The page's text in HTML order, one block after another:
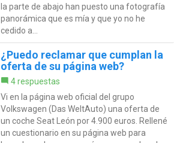
la parte de abajo han puesto una fotografía
panorámica que es mía y que yo no he
cedido a...
¿Puedo reclamar que cumplan la
oferta de su página web?
4 respuestas
Vi en la página web oficial del grupo
Volkswagen (Das WeltAuto) una oferta de
un coche Seat León por 4.900 euros. Rellené
un cuestionario en su página web para